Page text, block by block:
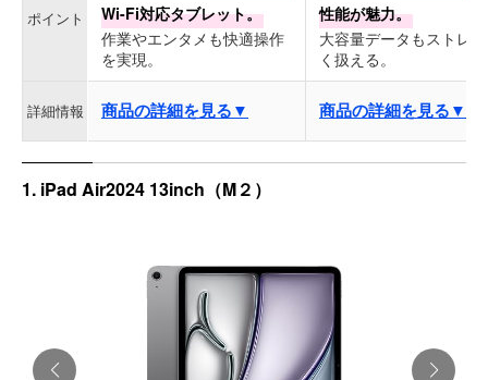
ポイント
Wi-Fi対応タブレット。
作業やエンタメも快適操作
を実現。
性能が魅力。
大容量データもストレ
く扱える。
詳細情報 商品の詳細を見る▼ 商品の詳細を見る▼
1. iPad Air2024 13inch（M２）